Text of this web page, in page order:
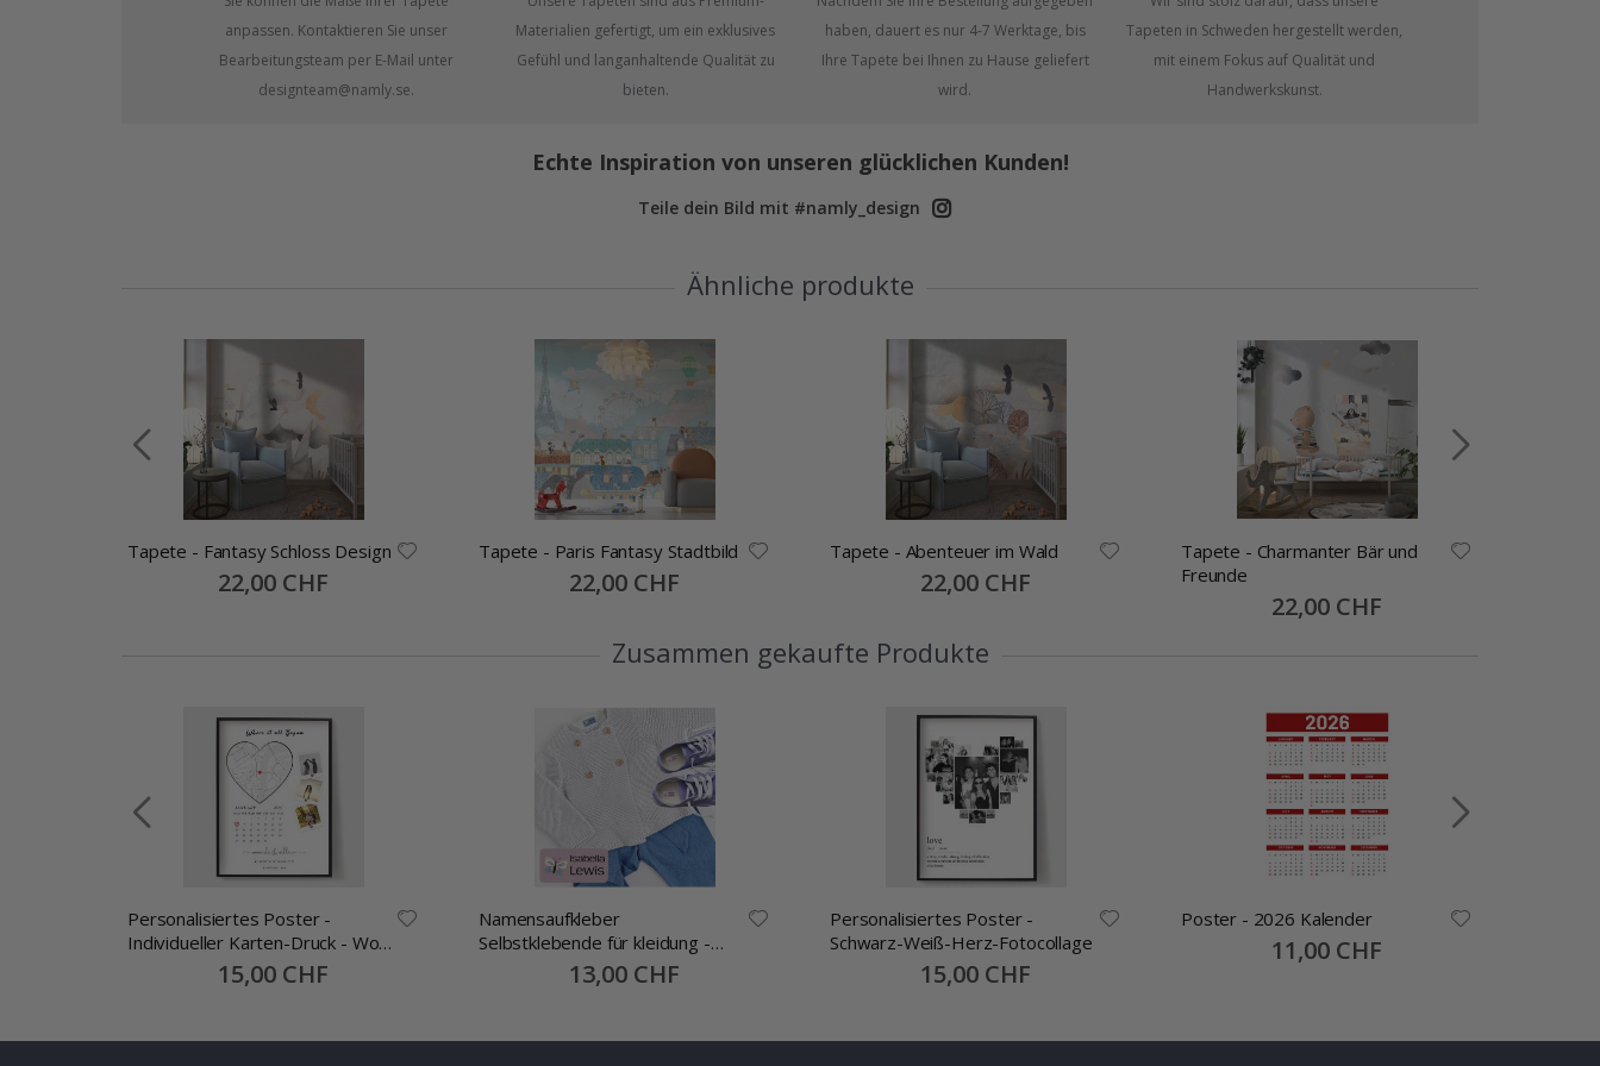
anpassen. Kontaktieren Sie unser
Bearbeitungsteam per E-Mail unter
designteam@namly.se.
Materialien gefertigt, um ein exklusives
Gefühl und langanhaltende Qualität zu
bieten.
haben, dauert es nur 4-7 Werktage, bis
Ihre Tapete bei Ihnen zu Hause geliefert
wird.
Tapeten in Schweden hergestellt werden,
mit einem Fokus auf Qualität und
Handwerkskunst.
Echte Inspiration von unseren glücklichen Kunden!
Teile dein Bild mit #namly_design
Ähnliche produkte
Tapete - Fantasy Schloss Design
Special
Price
22,00 CHF
Tapete - Paris Fantasy Stadtbild
Special
Price
22,00 CHF
Tapete - Abenteuer im Wald
Special
Price
22,00 CHF
Tapete - Charmanter Bär und
Freunde
Special
Price
22,00 CHF
Zusammen gekaufte Produkte
Personalisiertes Poster -
Individueller Karten-Druck - Wo
alles begannSpecial
Price
15,00 CHF
Namensaufkleber
Selbstklebende für kleidung -
30x13mm -70 Stck
Special
Price
13,00 CHF
Personalisiertes Poster -
Schwarz-Weiß-Herz-Fotocollage
Special
Price
15,00 CHF
Poster - 2026 Kalender
Special
Price
11,00 CHF